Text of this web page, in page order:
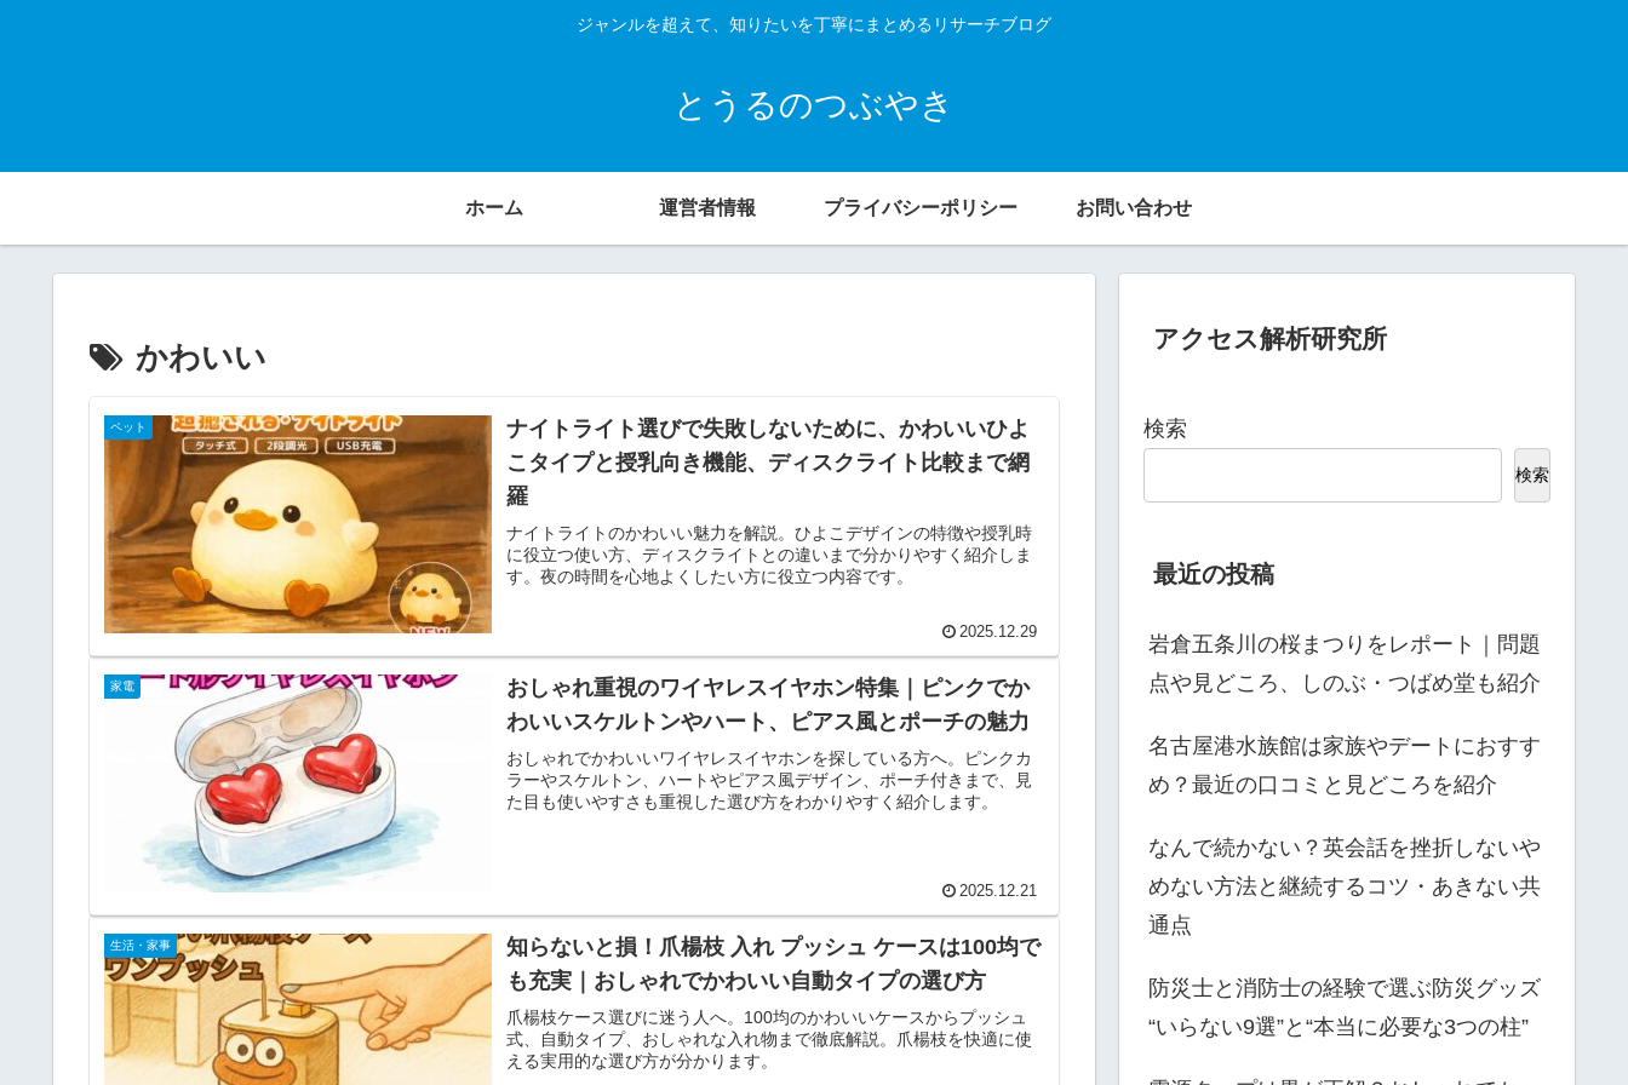
ジャンルを超えて、知りたいを丁寧にまとめるリサーチブログ
とうるのつぶやき
ホーム 運営者情報 プライバシーポリシー お問い合わせ
かわいい
ペット
ナイトライト選びで失敗しないために、かわいいひよ
こタイプと授乳向き機能、ディスクライト比較まで網
羅
ナイトライトのかわいい魅力を解説。ひよこデザインの特徴や授乳時
に役立つ使い方、ディスクライトとの違いまで分かりやすく紹介しま
す。夜の時間を心地よくしたい方に役立つ内容です。
2025.12.29
家電
おしゃれ重視のワイヤレスイヤホン特集｜ピンクでか
わいいスケルトンやハート、ピアス風とポーチの魅力
おしゃれでかわいいワイヤレスイヤホンを探している方へ。ピンクカ
ラーやスケルトン、ハートやピアス風デザイン、ポーチ付きまで、見
た目も使いやすさも重視した選び方をわかりやすく紹介します。
2025.12.21
生活・家事
知らないと損！爪楊枝 入れ プッシュ ケースは100均で
も充実｜おしゃれでかわいい自動タイプの選び方
爪楊枝ケース選びに迷う人へ。100均のかわいいケースからプッシュ
式、自動タイプ、おしゃれな入れ物まで徹底解説。爪楊枝を快適に使
える実用的な選び方が分かります。
アクセス解析研究所
検索
検索
最近の投稿
岩倉五条川の桜まつりをレポート｜問題
点や見どころ、しのぶ・つばめ堂も紹介
名古屋港水族館は家族やデートにおすす
め？最近の口コミと見どころを紹介
なんで続かない？英会話を挫折しないや
めない方法と継続するコツ・あきない共
通点
防災士と消防士の経験で選ぶ防災グッズ
“いらない9選”と“本当に必要な3つの柱”